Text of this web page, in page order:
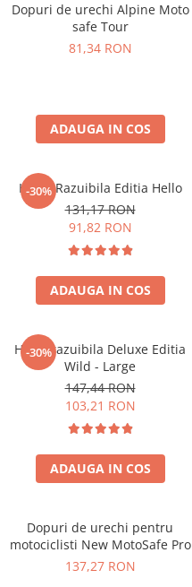
Dopuri de urechi Alpine Moto
safe Tour
81,34 RON
ADAUGA IN COS
-30%
Harta Razuibila Editia Hello
131,17 RON
91,82 RON
ADAUGA IN COS
-30%
Harta razuibila Deluxe Editia
Wild - Large
147,44 RON
103,21 RON
ADAUGA IN COS
Dopuri de urechi pentru
motociclisti New MotoSafe Pro
137,27 RON